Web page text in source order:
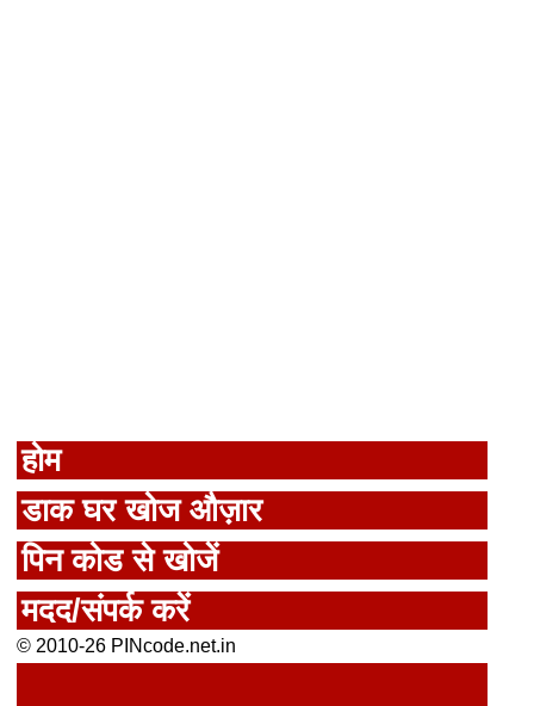
होम
डाक घर खोज औज़ार
पिन कोड से खोजें
मदद/संपर्क करें
© 2010-26 PINcode.net.in